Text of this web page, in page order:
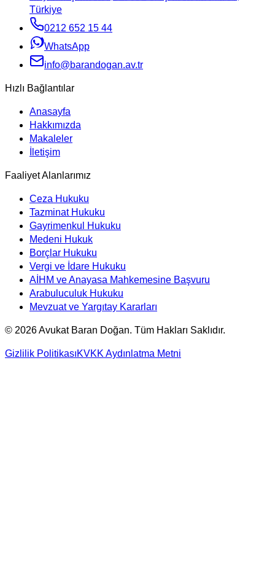
Türkiye
0212 652 15 44
WhatsApp
info@barandogan.av.tr
Hızlı Bağlantılar
Anasayfa
Hakkımızda
Makaleler
İletişim
Faaliyet Alanlarımız
Ceza Hukuku
Tazminat Hukuku
Gayrimenkul Hukuku
Medeni Hukuk
Borçlar Hukuku
Vergi ve İdare Hukuku
AİHM ve Anayasa Mahkemesine Başvuru
Arabuluculuk Hukuku
Mevzuat ve Yargıtay Kararları
© 2026Avukat Baran Doğan. Tüm Hakları Saklıdır.
Gizlilik PolitikasıKVKK Aydınlatma Metni